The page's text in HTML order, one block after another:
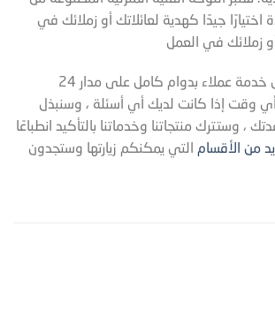
اختيارًا جيدًا كهدية لعائلاتك أو زملائك في
زملائك في العمل
يمكنك الحصول على خدمة عملاء بدوام كامل على مدار 24
وقت إذا كانت لديك أي أسئلة ، وسنبذل
، وستترك منتجاتنا وخدماتنا بالتأكيد انطباعًا
من الأقسام التي يمكنكم زيارتها وستجدون